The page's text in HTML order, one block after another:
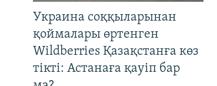
Украина соққыларынан
қоймалары өртенген
Wildberries Қазақстанға көз
тікті: Астанаға қауіп бар